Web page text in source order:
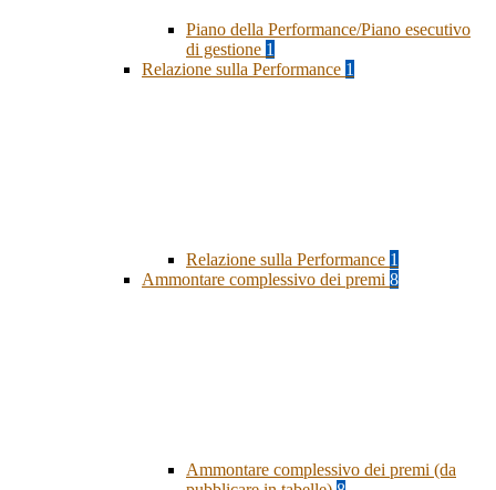
Piano della Performance/Piano esecutivo
di gestione 1
Relazione sulla Performance 1
Relazione sulla Performance 1
Ammontare complessivo dei premi 8
Ammontare complessivo dei premi (da